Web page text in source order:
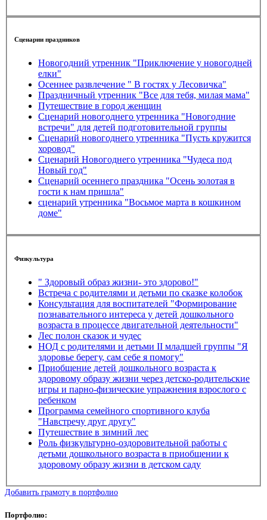
Сценарии праздников
Новогодний утренник "Приключение у новогодней
елки"
Осеннее развлечение " В гостях у Лесовичка"
Праздничный утренник "Все для тебя, милая мама"
Путешествие в город женщин
Сценарий новогоднего утренника "Новогодние
встречи" для детей подготовительной группы
Сценарий новогоднего утренника "Пусть кружится
хоровод"
Сценарий Новогоднего утренника "Чудеса под
Новый год"
Сценарий осеннего праздника "Осень золотая в
гости к нам пришла"
сценарий утренника "Восьмое марта в кошкином
доме"
Физкультура
" Здоровый образ жизни- это здорово!"
Встреча с родителями и детьми по сказке колобок
Консультация для воспитателей "Формирование
познавательного интереса у детей дошкольного
возраста в процессе двигательной деятельности"
Лес полон сказок и чудес
НОД с родителями и детьми II младшей группы "Я
здоровье берегу, сам себе я помогу"
Приобщение детей дошкольного возраста к
здоровому образу жизни через детско-родительские
игры и парно-физические упражнения взрослого с
ребенком
Программа семейного спортивного клуба
"Навстречу друг другу"
Путешествие в зимний лес
Роль физкультурно-оздоровительной работы с
детьми дошкольного возраста в приобщении к
здоровому образу жизни в детском саду
Добавить грамоту в портфолио
Портфолио: